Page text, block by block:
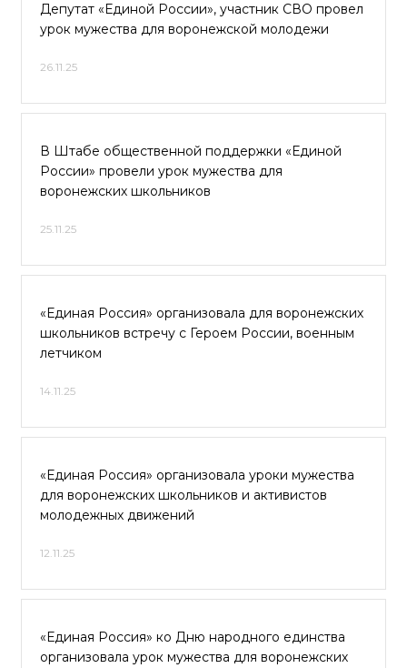
Депутат «Единой России», участник СВО провел
урок мужества для воронежской молодежи
26.11.25
В Штабе общественной поддержки «Единой
России» провели урок мужества для
воронежских школьников
25.11.25
«Единая Россия» организовала для воронежских
школьников встречу с Героем России, военным
летчиком
14.11.25
«Единая Россия» организовала уроки мужества
для воронежских школьников и активистов
молодежных движений
12.11.25
«Единая Россия» ко Дню народного единства
организовала урок мужества для воронежских